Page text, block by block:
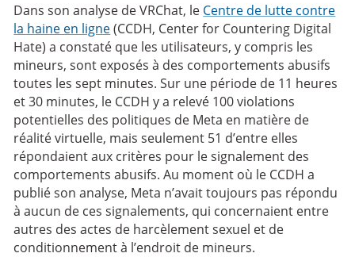
Dans son analyse de VRChat, le Centre de lutte contre
la haine en ligne(CCDH, Center for Countering Digital
Hate) a constaté que les utilisateurs, y compris les
mineurs, sont exposés à des comportements abusifs
toutes les sept minutes. Sur une période de 11 heures
et 30 minutes, le CCDH y a relevé 100 violations
potentielles des politiques de Meta en matière de
réalité virtuelle, mais seulement 51 d’entre elles
répondaient aux critères pour le signalement des
comportements abusifs. Au moment où le CCDH a
publié son analyse, Meta n’avait toujours pas répondu
à aucun de ces signalements, qui concernaient entre
autres des actes de harcèlement sexuel et de
conditionnement à l’endroit de mineurs.